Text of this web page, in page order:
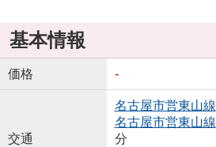
基本情報
価格 -
交通
名古屋市営東山線
名古屋市営東山線
分